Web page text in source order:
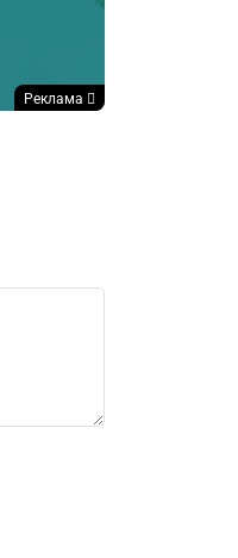
Реклама